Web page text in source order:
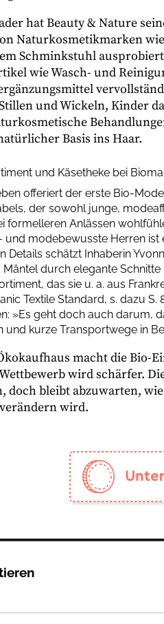
hat Beauty & Nature
Naturkosmetikmarken
Schminkstuhl
wie Wasch- und
und Wickeln, Kinder
Basis ins Haar.
offeriert der erste Bio-
der sowohl junge,
formelleren Anlässen
modebewusste Herren ist
Details schätzt Inhaberin
durch elegante
das sie u. a. aus
Textile Standard, s. dazu
»Es geht doch auch darum,
und kurze Transportwege in
macht die Bio-
wird schärfer.
doch bleibt abzuwarten,
wird.